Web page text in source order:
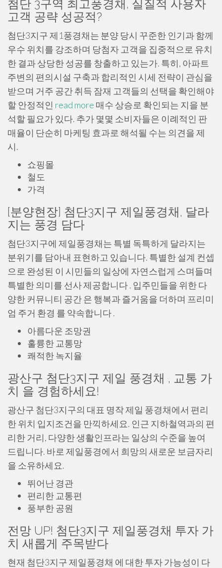
첨단 3구역 최고풍경채, 실질적 사용자
고객 공략 성공적?
첨단3지구 제1풍경채는 분양 당시 꾸준한 인기과 함께
우수 위치를 강조하며 당첨자 고객을 집중적으로 유치
한 결과 상당한 성공를 창출하고 있는가. 특히, 아파트
주변의 편의시설 구축과 합리적인 시세 전략이 관심을
받으며 거주 공간 취득 잠재 고객들의 선택을 확인해야
할 안정적인 read more 매수 상승로 확인되는 지을 분
석할 필요가 있다. 추가 몇몇 소비자들은 이례적인 판
매율이 단순히 마케팅 효과로 해석될 수는 의견을 제
시.
쇼핑몰
철도
가격
[분양현장] 첨단3지구 제일풍경채, 달라
지는 풍경 담다
첨단3지구에 제일풍경채는 특별 독특하게 달라지는
분위기를 담아내 표현하고 있습니다. 특별한 설계 컨셉
으로 완성된 이 시민들의 일상에 자연스럽게 스며들며
특별한 의미를 선사 제공합니다 . 입주민들을 위한 다
양한 커뮤니티 공간 은 행복과 즐거움을 더하며 프리미
엄 주거 환경 를 약속합니다 .
아름다운 조망권
훌륭한 교통망
쾌적한 녹지율
광산구 첨단3지구 제일 풍경채 , 교통 가
치 을 경험하세요!
광산구 첨단3지구의 대표 명작 제일 풍경채에서 편리
한 위치 입지조건을 만끽하세요. 인근 지하철역과의 편
리한 거리, 다양한 생활인프라는 일상의 수준을 높여
드립니다. 바로 제일풍경에서 희망의 새로운 보금자리
을 소유하세요.
뛰어난 경관
편리한 교통편
풍부한 공원
전망 UP! 첨단3지구 제일풍경채 투자 가
치 새롭게 주목받다
현재 첨단3지구 제일풍경채 에 대한 투자 가능성이 다